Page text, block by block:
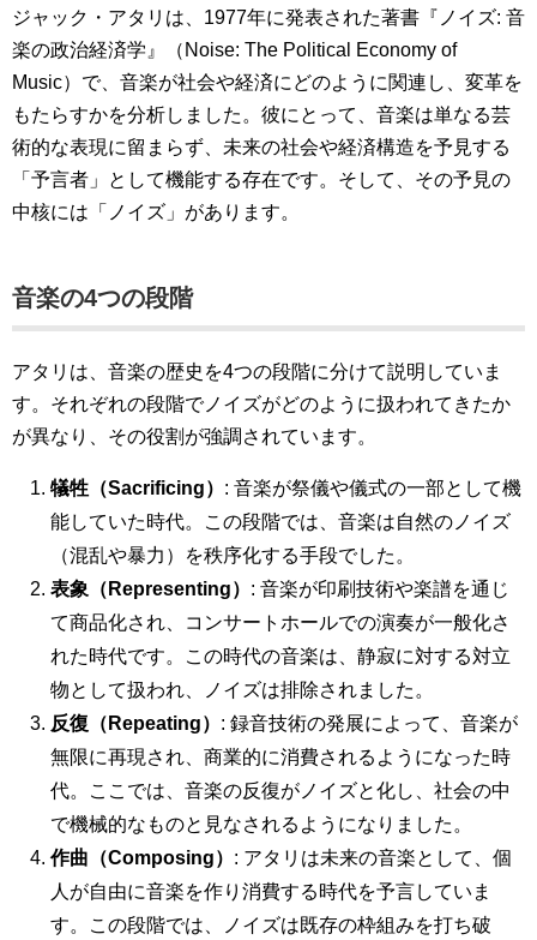
ジャック・アタリは、1977年に発表された著書『ノイズ: 音
楽の政治経済学』（Noise: The Political Economy of
Music）で、音楽が社会や経済にどのように関連し、変革を
もたらすかを分析しました。彼にとって、音楽は単なる芸
術的な表現に留まらず、未来の社会や経済構造を予見する
「予言者」として機能する存在です。そして、その予見の
中核には「ノイズ」があります。
音楽の4つの段階
アタリは、音楽の歴史を4つの段階に分けて説明していま
す。それぞれの段階でノイズがどのように扱われてきたか
が異なり、その役割が強調されています。
犠牲（Sacrificing） : 音楽が祭儀や儀式の一部として機
能していた時代。この段階では、音楽は自然のノイズ
（混乱や暴力）を秩序化する手段でした。
表象（Representing） : 音楽が印刷技術や楽譜を通じ
て商品化され、コンサートホールでの演奏が一般化さ
れた時代です。この時代の音楽は、静寂に対する対立
物として扱われ、ノイズは排除されました。
反復（Repeating） : 録音技術の発展によって、音楽が
無限に再現され、商業的に消費されるようになった時
代。ここでは、音楽の反復がノイズと化し、社会の中
で機械的なものと見なされるようになりました。
作曲（Composing） : アタリは未来の音楽として、個
人が自由に音楽を作り消費する時代を予言していま
す。この段階では、ノイズは既存の枠組みを打ち破